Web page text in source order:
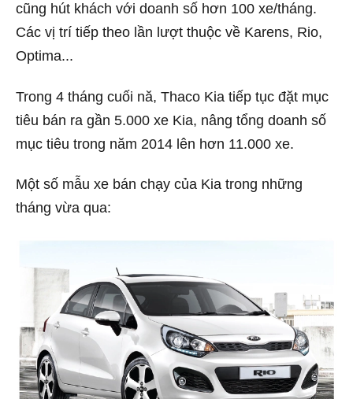
cũng hút khách với doanh số hơn 100 xe/tháng.
Các vị trí tiếp theo lần lượt thuộc về Karens, Rio,
Optima...
Trong 4 tháng cuối nă, Thaco Kia tiếp tục đặt mục
tiêu bán ra gần 5.000 xe Kia, nâng tổng doanh số
mục tiêu trong năm 2014 lên hơn 11.000 xe.
Một số mẫu xe bán chạy của Kia trong những
tháng vừa qua: